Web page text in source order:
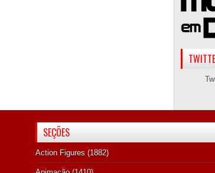
SEÇÕES
Action Figures (1882)